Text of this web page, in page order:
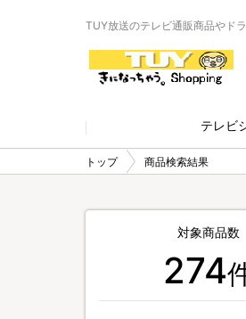
TUY放送のテレビ通販商品やド
テレビ
トップ 商品検索結果
対象商品数
274